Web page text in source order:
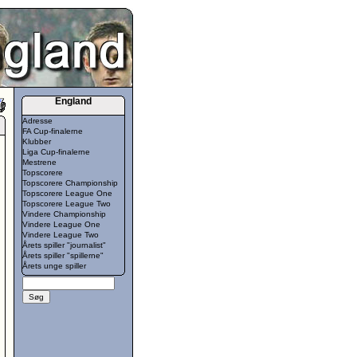
England
Adresse
FA Cup-finalerne
Klubber
Liga Cup-finalerne
Mestrene
Topscorere
Topscorere Championship
Topscorere League One
Topscorere League Two
Vindere Championship
Vindere League One
Vindere League Two
Årets spiller "journalist"
Årets spiller "spillerne"
Årets unge spiller